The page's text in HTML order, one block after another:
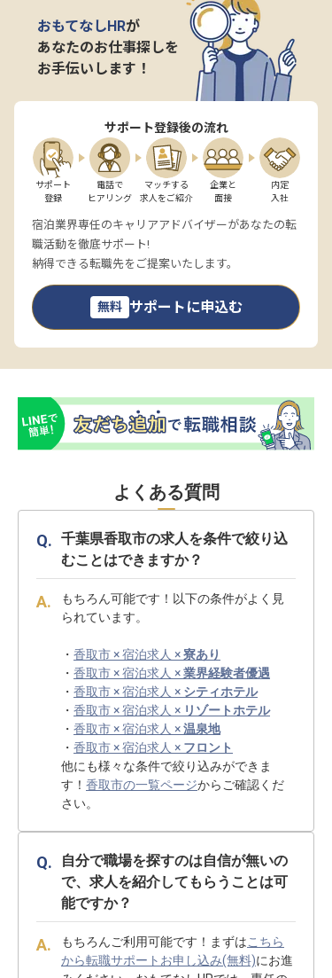
おもてなしHRが
あなたのお仕事探しを
お手伝いします！
サポート登録後の流れ
サポート
登録
電話で
ヒアリング
マッチする
求人をご紹介
企業と
面接
内定
入社
宿泊業界専任のキャリアアドバイザーがあなたの転
職活動を徹底サポート!
納得できる転職先をご提案いたします。
無料 サポートに申込む
よくある質問
千葉県香取市の求人を条件で絞り込
むことはできますか？
もちろん可能です！以下の条件がよく見
られています。
・ 香取市 × 宿泊求人 ×寮あり
・ 香取市 × 宿泊求人 ×業界経験者優遇
・ 香取市 × 宿泊求人 × シティホテル
・ 香取市 × 宿泊求人 × リゾートホテル
・ 香取市 × 宿泊求人 ×温泉地
・ 香取市 × 宿泊求人 × フロント
他にも様々な条件で絞り込みができま
す！ 香取市の一覧ページからご確認くだ
さい。
自分で職場を探すのは自信が無いの
で、求人を紹介してもらうことは可
能ですか？
もちろんご利用可能です！まずはこちら
から転職サポートお申し込み(無料)にお進